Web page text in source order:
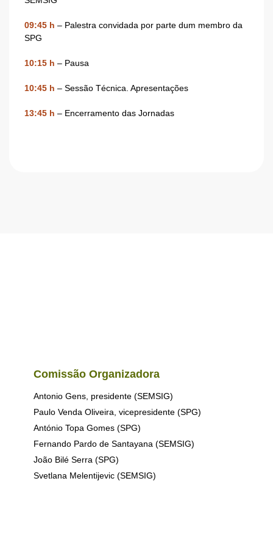
09:45 h – Palestra convidada por parte dum membro da
SPG
10:15 h – Pausa
10:45 h – Sessão Técnica. Apresentações
13:45 h – Encerramento das Jornadas
Comissão Organizadora
Antonio Gens, presidente (SEMSIG)
Paulo Venda Oliveira, vicepresidente (SPG)
António Topa Gomes (SPG)
Fernando Pardo de Santayana (SEMSIG)
João Bilé Serra (SPG)
Svetlana Melentijevic (SEMSIG)